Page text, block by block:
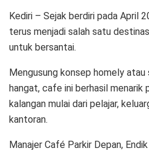
Kediri – Sejak berdiri pada April
terus menjadi salah satu
untuk bersantai.
Mengusung konsep homely atau
hangat, cafe ini berhasil menarik
kalangan mulai dari pelajar,
kantoran.
Manajer Café Parkir Depan,